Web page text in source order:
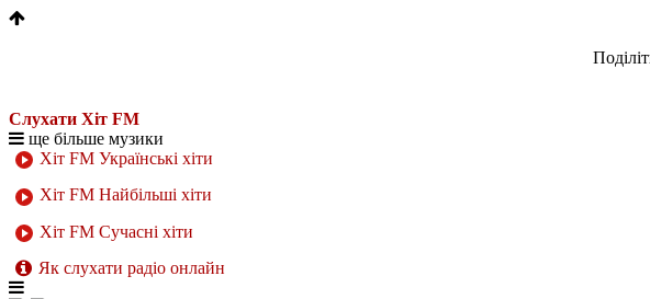
Слухати Хіт FM
ще більше музики
Хіт FM Українські хіти
Хіт FM Найбільші хіти
Хіт FM Сучасні хіти
Як слухати радіо онлайн